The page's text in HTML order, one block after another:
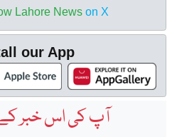
Lahore News on X
our App
آپ کی اس خبر